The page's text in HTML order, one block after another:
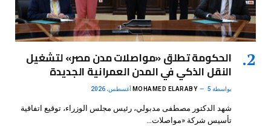
الحكومة تطلق «مواصلات مدن مصر» لتشغيل
النقل الذكي في المدن العمرانية الجديدة
بواسطة MOHAMED ELARABY 5 أغسطس، 2026
شهد الدكتور مصطفى مدبولي، رئيس مجلس الوزراء، توقيع اتفاقية
تأسيس شركة «مواصلات…